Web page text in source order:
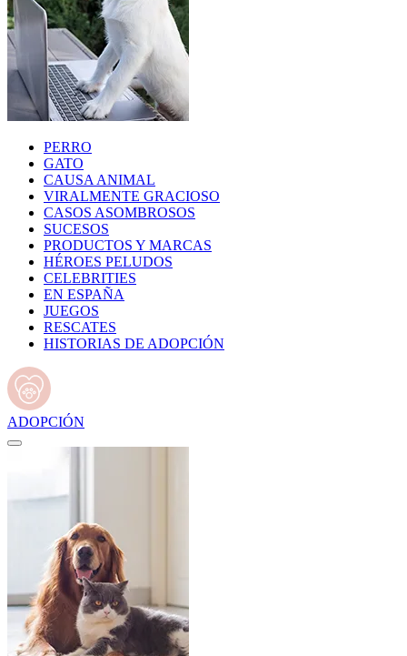
PERRO
GATO
CAUSA ANIMAL
VIRALMENTE GRACIOSO
CASOS ASOMBROSOS
SUCESOS
PRODUCTOS Y MARCAS
HÉROES PELUDOS
CELEBRITIES
EN ESPAÑA
JUEGOS
RESCATES
HISTORIAS DE ADOPCIÓN
ADOPCIÓN